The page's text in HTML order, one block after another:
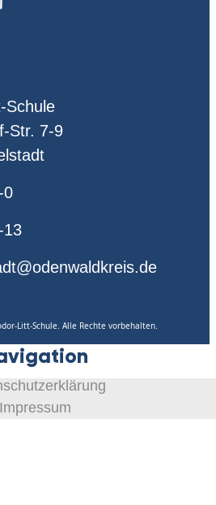
Schule
Str. 7-9
0
13
Litt-Schule. Alle Rechte vorbehalten.
Impressum